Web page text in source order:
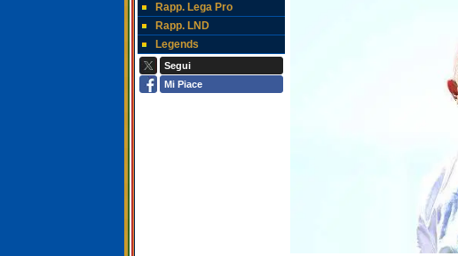
Rapp. Lega Pro
Rapp. LND
Legends
Segui
Mi Piace